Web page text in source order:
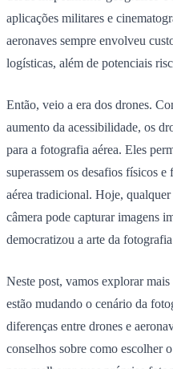
aplicações militares e
aeronaves sempre envolveu
logísticas, além de potenciais
Então, veio a era dos drones.
aumento da acessibilidade, os
para a fotografia aérea. Eles
superassem os desafios físicos
aérea tradicional. Hoje,
câmera pode capturar imagens
democratizou a arte da
Neste post, vamos explorar
estão mudando o cenário da
diferenças entre drones e
conselhos sobre como escolher